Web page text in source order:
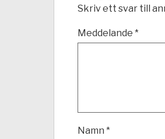
Skriv ett svar till
Meddelande *
Namn *